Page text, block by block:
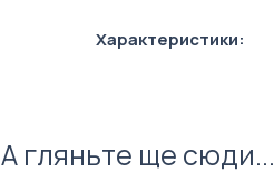
Характеристики:
А гляньте ще сюди...